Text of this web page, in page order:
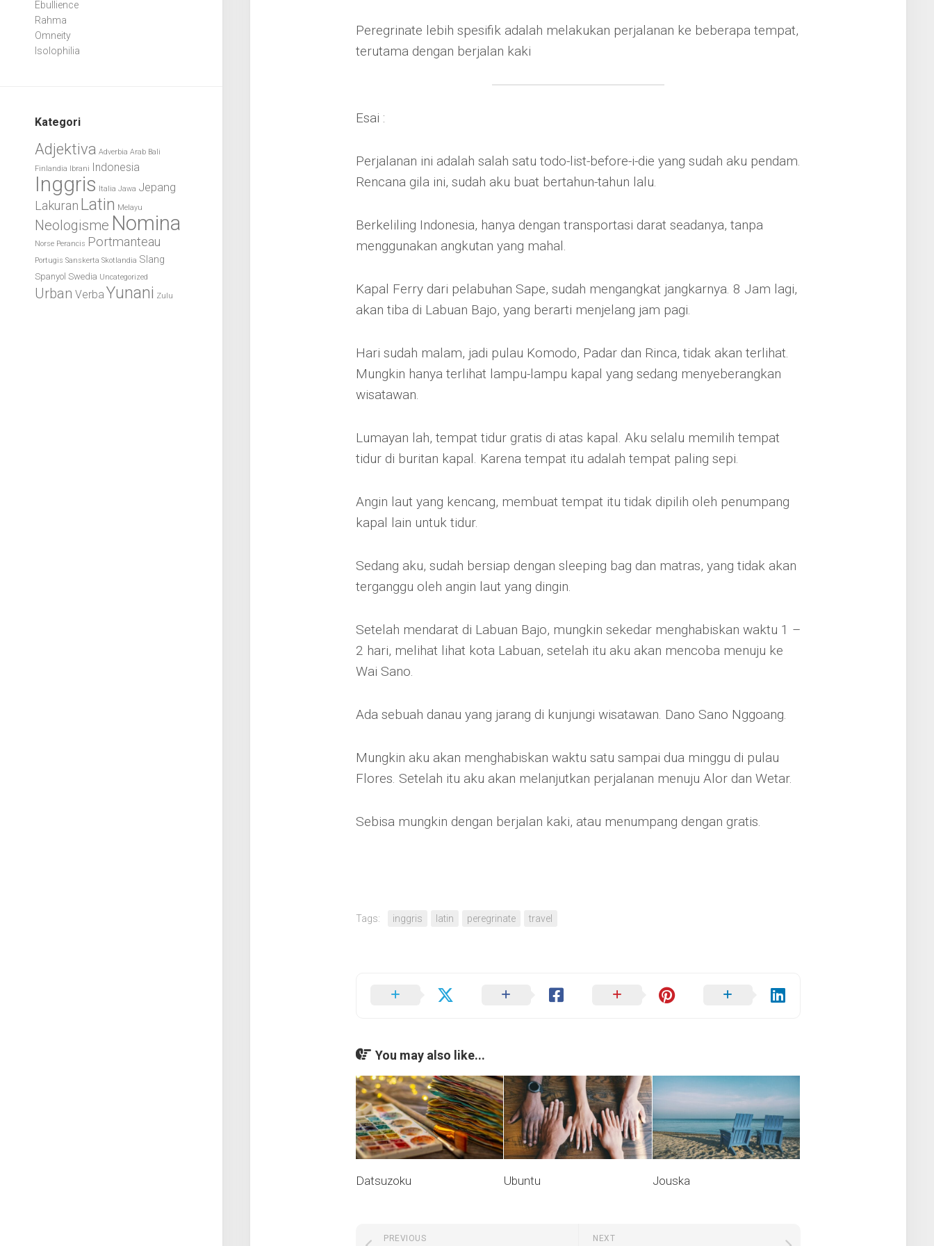
Ebullience
Rahma
Omneity
Isolophilia
Kategori
Adjektiva Adverbia Arab Bali
Finlandia Ibrani Indonesia
Inggris Italia Jawa Jepang
Lakuran Latin Melayu
Neologisme Nomina
Norse Perancis Portmanteau
Portugis Sanskerta Skotlandia Slang
Spanyol Swedia Uncategorized
Urban Verba Yunani Zulu
Peregrinate lebih spesifik adalah melakukan perjalanan ke beberapa tempat,
terutama dengan berjalan kaki
Esai :
Perjalanan ini adalah salah satu todo-list-before-i-die yang sudah aku pendam.
Rencana gila ini, sudah aku buat bertahun-tahun lalu.
Berkeliling Indonesia, hanya dengan transportasi darat seadanya, tanpa
menggunakan angkutan yang mahal.
Kapal Ferry dari pelabuhan Sape, sudah mengangkat jangkarnya. 8 Jam lagi,
akan tiba di Labuan Bajo, yang berarti menjelang jam pagi.
Hari sudah malam, jadi pulau Komodo, Padar dan Rinca, tidak akan terlihat.
Mungkin hanya terlihat lampu-lampu kapal yang sedang menyeberangkan
wisatawan.
Lumayan lah, tempat tidur gratis di atas kapal. Aku selalu memilih tempat
tidur di buritan kapal. Karena tempat itu adalah tempat paling sepi.
Angin laut yang kencang, membuat tempat itu tidak dipilih oleh penumpang
kapal lain untuk tidur.
Sedang aku, sudah bersiap dengan sleeping bag dan matras, yang tidak akan
terganggu oleh angin laut yang dingin.
Setelah mendarat di Labuan Bajo, mungkin sekedar menghabiskan waktu 1 –
2 hari, melihat lihat kota Labuan, setelah itu aku akan mencoba menuju ke
Wai Sano.
Ada sebuah danau yang jarang di kunjungi wisatawan. Dano Sano Nggoang.
Mungkin aku akan menghabiskan waktu satu sampai dua minggu di pulau
Flores. Setelah itu aku akan melanjutkan perjalanan menuju Alor dan Wetar.
Sebisa mungkin dengan berjalan kaki, atau menumpang dengan gratis.
Tags: inggris latin peregrinate travel
You may also like...
Datsuzoku Ubuntu Jouska
NEXT
PREVIOUS